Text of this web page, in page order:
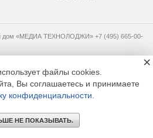
дом «МЕДИА ТЕХНОЛОДЖИ» +7 (495) 665-00-
файлы cookies.
Вы соглашаетесь и принимаете
конфиденциальности
НЕ ПОКАЗЫВАТЬ.
×